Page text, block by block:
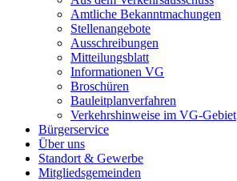
Amtliche Bekanntmachungen
Stellenangebote
Ausschreibungen
Mitteilungsblatt
Informationen VG
Broschüren
Bauleitplanverfahren
Verkehrshinweise im VG-Gebiet
Bürgerservice
Über uns
Standort & Gewerbe
Mitgliedsgemeinden